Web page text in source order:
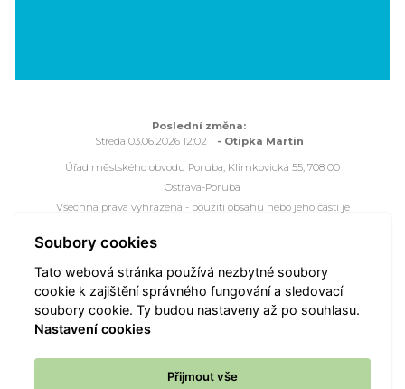
Poslední změna:
Středa 03.06.2026 12:02
- Otipka Martin
Úřad městského obvodu Poruba, Klimkovická 55, 708 00
Ostrava-Poruba
Všechna práva vyhrazena - použití obsahu nebo jeho částí je
Webové stránky jsou ve správě společnosti
Mapa portálu Přístupnost Webmaster Vyhledat
Soubory cookies
Tato webová stránka používá nezbytné soubory
cookie k zajištění správného fungování a sledovací
soubory cookie. Ty budou nastaveny až po souhlasu.
Nastavení cookies
Přijmout vše